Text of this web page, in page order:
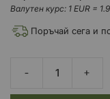
Валутен курс: 1 EUR =
Поръчай сега и